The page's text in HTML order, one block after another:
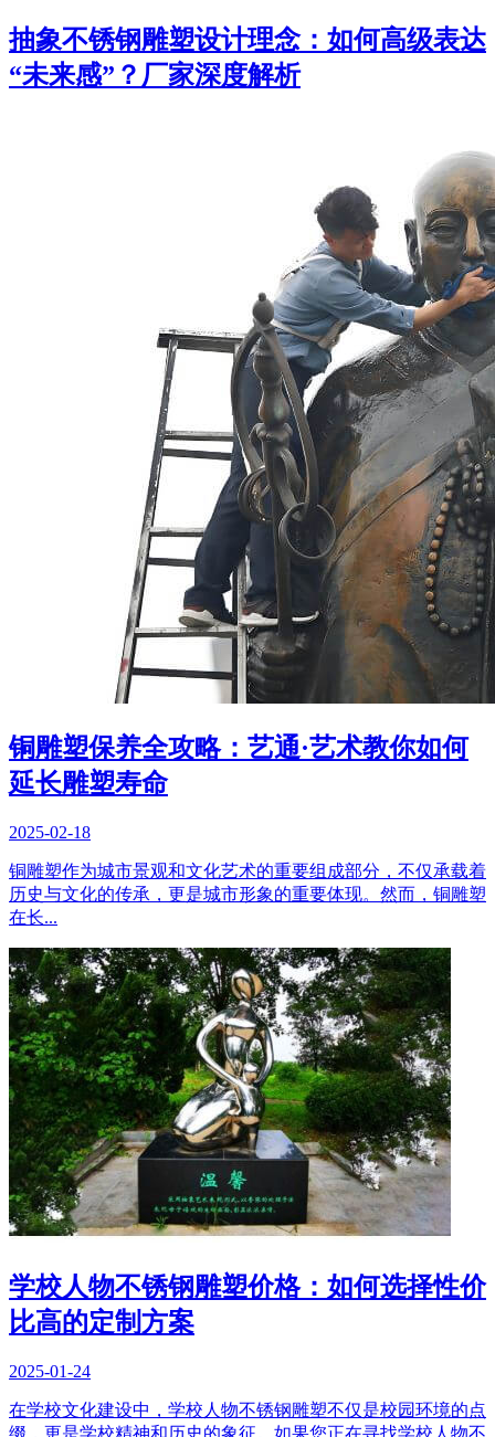
抽象不锈钢雕塑设计理念：如何高级表达
“未来感”？厂家深度解析
铜雕塑保养全攻略：艺通·艺术教你如何
延长雕塑寿命
2025-02-18
铜雕塑作为城市景观和文化艺术的重要组成部分，不仅承载着
历史与文化的传承，更是城市形象的重要体现。然而，铜雕塑
在长...
学校人物不锈钢雕塑价格：如何选择性价
比高的定制方案
2025-01-24
在学校文化建设中，学校人物不锈钢雕塑不仅是校园环境的点
缀，更是学校精神和历史的象征。如果您正在寻找学校人物不